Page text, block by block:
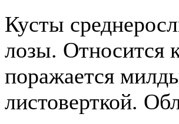
Кусты
лозы. Относится
поражается
листоверткой.